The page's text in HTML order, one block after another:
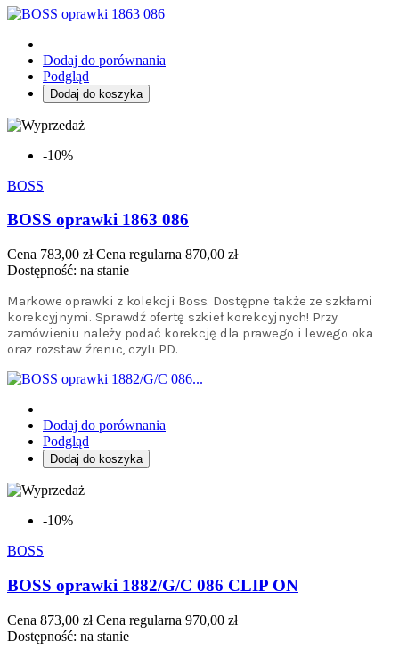
Dodaj do porównania
Podgląd
Dodaj do koszyka
-10%
BOSS
BOSS oprawki 1863 086
Cena 783,00 zł Cena regularna 870,00 zł
Dostępność: na stanie
Markowe oprawki z kolekcji Boss. Dostępne także ze szkłami
korekcyjnymi. Sprawdź ofertę szkieł korekcyjnych! Przy
zamówieniu należy podać korekcję dla prawego i lewego oka
oraz rozstaw źrenic, czyli PD.
Dodaj do porównania
Podgląd
Dodaj do koszyka
-10%
BOSS
BOSS oprawki 1882/G/C 086 CLIP ON
Cena 873,00 zł Cena regularna 970,00 zł
Dostępność: na stanie